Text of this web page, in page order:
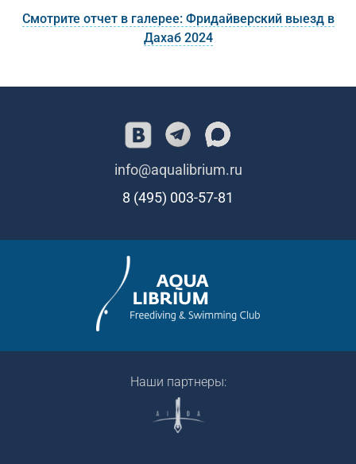
Смотрите отчет в галерее: Фридайверский выезд в
Дахаб 2024
info@aqualibrium.ru
8 (495) 003-57-81
Наши партнеры: